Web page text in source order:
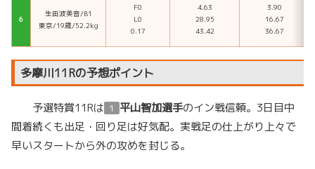
６
生田波美音/B1
東京/19歳/52.2kg
F0
L0
0.17
4.63
28.95
43.42
3.90
16.67
36.67
多摩川11Rの予想ポイント
予選特賞11Rは １ 平山智加選手のイン戦信頼。3日目中
間着続くも出足・回り足は好気配。実戦足の仕上がり上々で
早いスタートから外の攻めを封じる。